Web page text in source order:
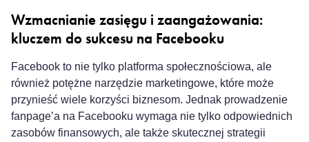
Wzmacnianie⁤ zasięgu i zaangażowania:
kluczem ⁣do sukcesu na Facebooku
Facebook ⁤to nie ‍tylko platforma społecznościowa, ale
również potężne​ narzędzie marketingowe, które może
przynieść wiele korzyści biznesom. Jednak prowadzenie
fanpage’a na Facebooku wymaga⁢ nie tylko odpowiednich
zasobów finansowych, ale także skutecznej strategii